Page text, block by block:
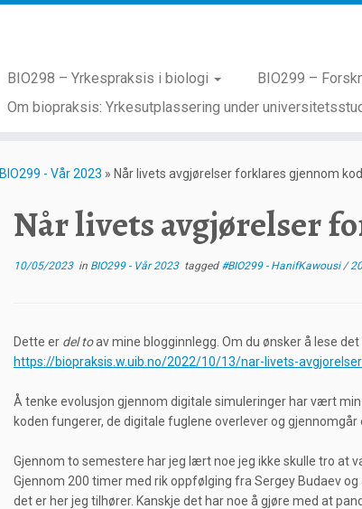
BIO298 – Yrkespraksis i biologi BIO299 –
Om biopraksis: Yrkesutplassering under
BIO299 - Vår 2023 » Når livets avgjørelser forklares gjennom
Når livets avgjørelser
10/05/2023in BIO299 - Vår 2023 tagged #BIO299 - HanifKawousi/
Dette er del toav mine blogginnlegg. Om du ønsker å lese
https://biopraksis.w.uib.no/2022/10/13/nar-livets-
Å tenke evolusjon gjennom digitale simuleringer har vært
koden fungerer, de digitale fuglene overlever og
Gjennom to semestere har jeg lært noe jeg ikke skulle tro at
Gjennom 200 timer med rik oppfølging fra Sergey Budaev
det er her jeg tilhører. Kanskje det har noe å gjøre med at